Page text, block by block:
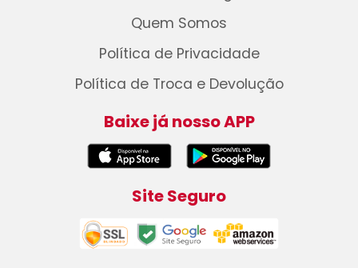
Quem Somos
Política de Privacidade
Política de Troca e Devolução
Baixe já nosso APP
Site Seguro